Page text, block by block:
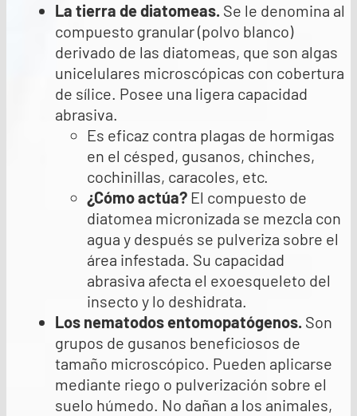
La tierra de diatomeas. Se le denomina al
compuesto granular (polvo blanco)
derivado de las diatomeas, que son algas
unicelulares microscópicas con cobertura
de sílice. Posee una ligera capacidad
abrasiva.
Es eficaz contra plagas de hormigas
en el césped, gusanos, chinches,
cochinillas, caracoles, etc.
¿Cómo actúa? El compuesto de
diatomea micronizada se mezcla con
agua y después se pulveriza sobre el
área infestada. Su capacidad
abrasiva afecta el exoesqueleto del
insecto y lo deshidrata.
Los nematodos entomopatógenos. Son
grupos de gusanos beneficiosos de
tamaño microscópico. Pueden aplicarse
mediante riego o pulverización sobre el
suelo húmedo. No dañan a los animales,